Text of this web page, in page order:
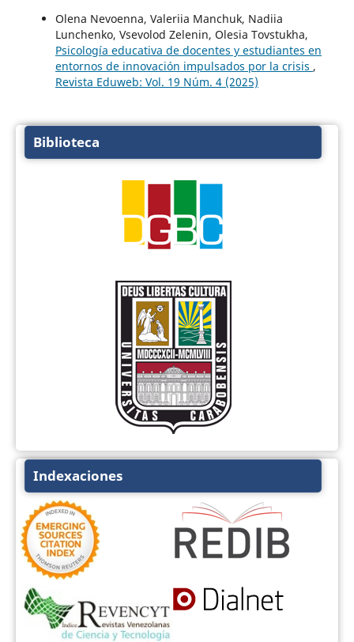
Olena Nevoenna, Valeriia Manchuk, Nadiia
Lunchenko, Vsevolod Zelenin, Olesia Tovstukha,
Psicología educativa de docentes y estudiantes en
entornos de innovación impulsados por la crisis ,
Revista Eduweb: Vol. 19 Núm. 4 (2025)
Biblioteca
Indexaciones